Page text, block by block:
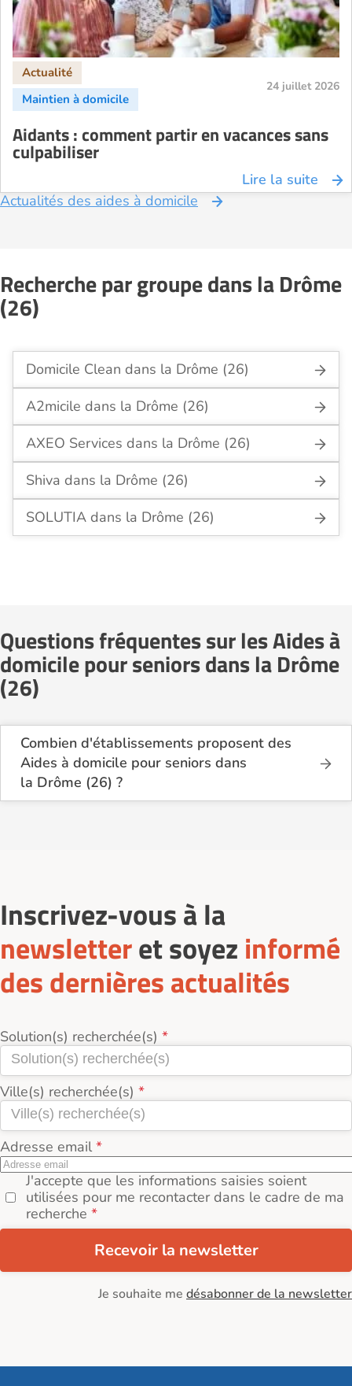
24 juillet 2026
Aidants : comment partir en vacances sans
culpabiliser
Lire la suite
Actualités des aides à domicile
Recherche par groupe dans la Drôme
(26)
Domicile Clean dans la Drôme (26)
A2micile dans la Drôme (26)
AXEO Services dans la Drôme (26)
Shiva dans la Drôme (26)
SOLUTIA dans la Drôme (26)
Questions fréquentes sur les Aides à
domicile pour seniors dans la Drôme
(26)
Combien d'établissements proposent des
Aides à domicile pour seniors dans
la Drôme (26) ?
Sur le site Logement-seniors.com, on recense
Inscrivez-vous à la
newsletteret soyez informé
des dernières actualités
Solution(s) recherchée(s)
Ville(s) recherchée(s)
Adresse email
J'accepte que les informations saisies soient
utilisées pour me recontacter dans le cadre de ma
recherche
Recevoir la newsletter
Je souhaite me désabonner de la newsletter